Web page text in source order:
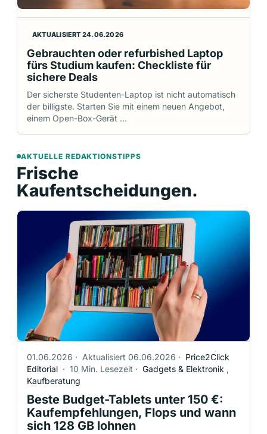
AKTUALISIERT 24.06.2026
Gebrauchten oder refurbished Laptop
fürs Studium kaufen: Checkliste für
sichere Deals
Der sicherste Studenten-Laptop ist nicht automatisch
der billigste. Starten Sie mit einem neuen Angebot,
einem Open-Box-Gerät …
AKTUELLE REDAKTIONSTIPPS
Frische
Kaufentscheidungen.
01.06.2026 · Aktualisiert 06.06.2026 · Price2Click
Editorial · 10 Min. Lesezeit · Gadgets & Elektronik ,
Kaufberatung
Beste Budget-Tablets unter 150 €:
Kaufempfehlungen, Flops und wann
sich 128 GB lohnen